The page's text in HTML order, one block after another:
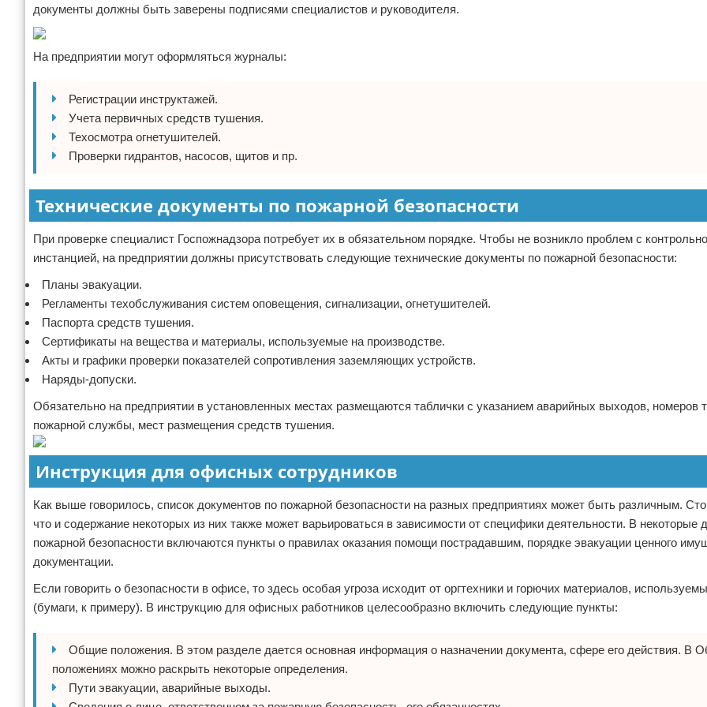
документы должны быть заверены подписями специалистов и руководителя.
На предприятии могут оформляться журналы:
Регистрации инструктажей.
Учета первичных средств тушения.
Техосмотра огнетушителей.
Проверки гидрантов, насосов, щитов и пр.
Технические документы по пожарной безопасности
При проверке специалист Госпожнадзора потребует их в обязательном порядке. Чтобы не возникло проблем с
инстанцией, на предприятии должны присутствовать следующие технические документы по пожарной безопасности:
Планы эвакуации.
Регламенты техобслуживания систем оповещения, сигнализации, огнетушителей.
Паспорта средств тушения.
Сертификаты на вещества и материалы, используемые на производстве.
Акты и графики проверки показателей сопротивления заземляющих устройств.
Наряды-допуски.
Обязательно на предприятии в установленных местах размещаются таблички с указанием аварийных выходов, номеров
пожарной службы, мест размещения средств тушения.
Инструкция для офисных сотрудников
Как выше говорилось, список документов по пожарной безопасности на разных предприятиях может быть различным.
что и содержание некоторых из них также может варьироваться в зависимости от специфики деятельности. В некоторые
пожарной безопасности включаются пункты о правилах оказания помощи пострадавшим, порядке эвакуации ценного
документации.
Если говорить о безопасности в офисе, то здесь особая угроза исходит от оргтехники и горючих материалов,
(бумаги, к примеру). В инструкцию для офисных работников целесообразно включить следующие пункты:
Общие положения. В этом разделе дается основная информация о назначении документа, сфере его действия. В
положениях можно раскрыть некоторые определения.
Пути эвакуации, аварийные выходы.